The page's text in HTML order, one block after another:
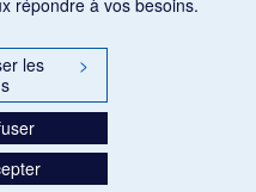
les
>